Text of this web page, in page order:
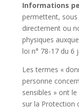
Informations
permettent,
directement ou
physiques
loi n° 78-17 du 6
Les termes «
personne
sensibles » ont
sur la Protection